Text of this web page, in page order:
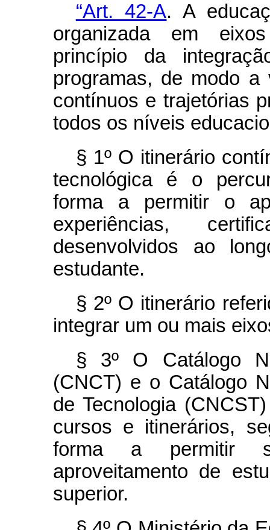
“Art. 42-A. A
organizada em
princípio da
programas, de modo a
contínuos e trajetórias
todos os níveis
§ 1º O itinerário
tecnológica é o
forma a permitir o
experiências,
desenvolvidos ao
estudante.
§ 2º O itinerário
integrar um ou mais
§ 3º O Catálogo
(CNCT) e o Catálogo
de Tecnologia
cursos e itinerários,
forma a permitir
aproveitamento de
superior.